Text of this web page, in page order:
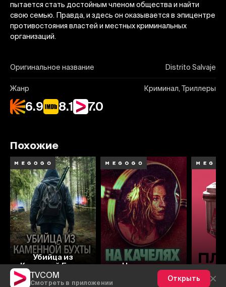
TVCOM
Смотреть в приложении
Открыть
пытается стать достойным членом общества и найти
свою семью. Правда, и здесь он оказывается в эпицентре
противостояния властей и местных криминальных
организаций.
Оригинальное название Distrito Salvaje
Жанр Криминал, Триллеры
6.9 8.1 7.0
Похожие
Убийца из
Каменной Бухты
4.4
На качелях